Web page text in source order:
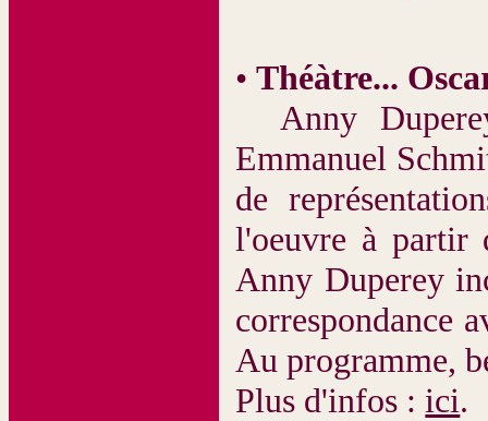
•Théàtre...
Anny
Emmanuel
de
l'oeuvre à partir
Anny Duperey
correspondance
Au programme,
Plus d'infos : ici.